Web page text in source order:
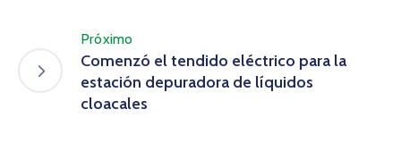
Próximo
Comenzó el tendido eléctrico para la
estación depuradora de líquidos
cloacales